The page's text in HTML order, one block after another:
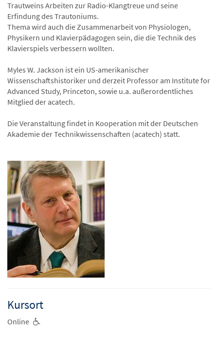
Trautweins Arbeiten zur Radio-Klangtreue und seine
Erfindung des Trautoniums.
Thema wird auch die Zusammenarbeit von Physiologen,
Physikern und Klavierpädagogen sein, die die Technik des
Klavierspiels verbessern wollten.
Myles W. Jackson ist ein US-amerikanischer
Wissenschaftshistoriker und derzeit Professor am Institute for
Advanced Study, Princeton, sowie u.a. außerordentliches
Mitglied der acatech.
Die Veranstaltung findet in Kooperation mit der Deutschen
Akademie der Technikwissenschaften (acatech) statt.
Kursort
Online